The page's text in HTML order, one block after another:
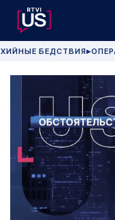
БЕДСТВИЯ▶